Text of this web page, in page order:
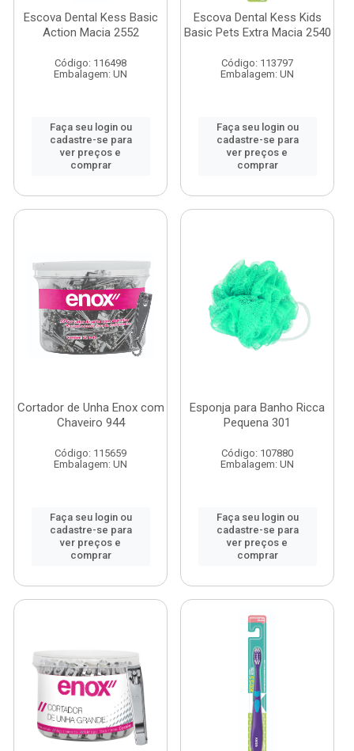
Escova Dental Kess Basic
Action Macia 2552
Código: 116498
Embalagem: UN
Faça seu login ou
cadastre-se para
ver preços e
comprar
Escova Dental Kess Kids
Basic Pets Extra Macia 2540
Código: 113797
Embalagem: UN
Faça seu login ou
cadastre-se para
ver preços e
comprar
Cortador de Unha Enox com
Chaveiro 944
Código: 115659
Embalagem: UN
Faça seu login ou
cadastre-se para
ver preços e
comprar
Esponja para Banho Ricca
Pequena 301
Código: 107880
Embalagem: UN
Faça seu login ou
cadastre-se para
ver preços e
comprar